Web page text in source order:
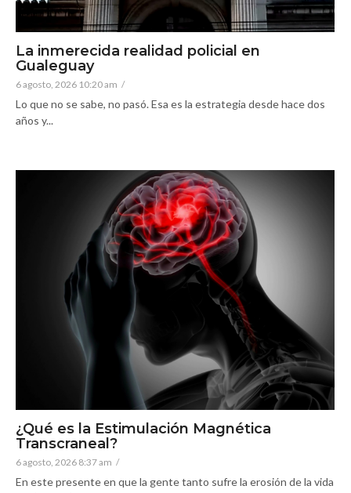
La inmerecida realidad policial en
Gualeguay
6 agosto, 2026 10:20 am /
Lo que no se sabe, no pasó. Esa es la estrategia desde hace dos
años y...
¿Qué es la Estimulación Magnética
Transcraneal?
6 agosto, 2026 8:37 am /
En este presente en que la gente tanto sufre la erosión de la vida